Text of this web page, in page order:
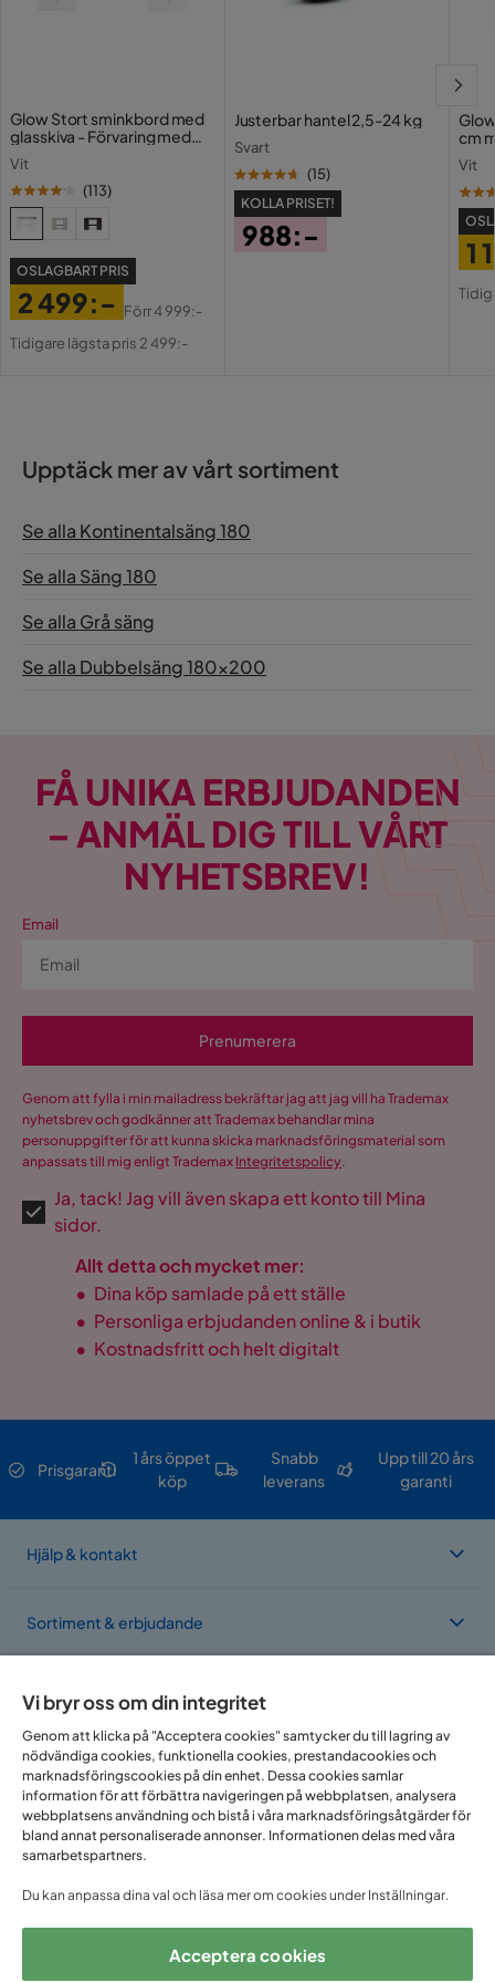
Glow Stort sminkbord med
glasskiva - Förvaring med
Vit
(113)
OSLAGBART PRIS
Pris
2 499:-
Original
Förr4 999:-
Tidigare lägsta pris 2 499:-
Justerbar hantel 2,5-24 kg
Svart
(15)
KOLLA PRISET!
988:-
cm
Vit
1
Upptäck mer av vårt sortiment
Se alla Kontinentalsäng 180
Se alla Säng 180
Se alla Grå säng
Se alla Dubbelsäng 180x200
FÅ UNIKA ERBJUDANDEN
– ANMÄL DIG TILL VÅRT
NYHETSBREV!
Email
Prenumerera
Genom att fylla i min mailadress bekräftar jag att jag vill ha Trademax
nyhetsbrev och godkänner att Trademax behandlar mina
personuppgifter för att kunna skicka marknadsföringsmaterial som
anpassats till mig enligt Trademax Integritetspolicy.
Ja, tack! Jag vill även skapa ett konto till Mina
sidor.
Allt detta och mycket mer:
• Dina köp samlade på ett ställe
• Personliga erbjudanden online & i butik
• Kostnadsfritt och helt digitalt
Prisgaranti
1 års öppet
köp
Snabb
leverans
Upp till 20 års
garanti
Hjälp & kontakt
Sortiment & erbjudande
Vi finns i flera länder
Vi bryr oss om din integritet
Genom att klicka på "Acceptera cookies" samtycker du till lagring av
nödvändiga cookies, funktionella cookies, prestandacookies och
marknadsföringscookies på din enhet. Dessa cookies samlar
information för att förbättra navigeringen på webbplatsen, analysera
webbplatsens användning och bistå i våra marknadsföringsåtgärder för
bland annat personaliserade annonser. Informationen delas med våra
samarbetspartners.
Du kan anpassa dina val och läsa mer om cookies under Inställningar.
Acceptera cookies